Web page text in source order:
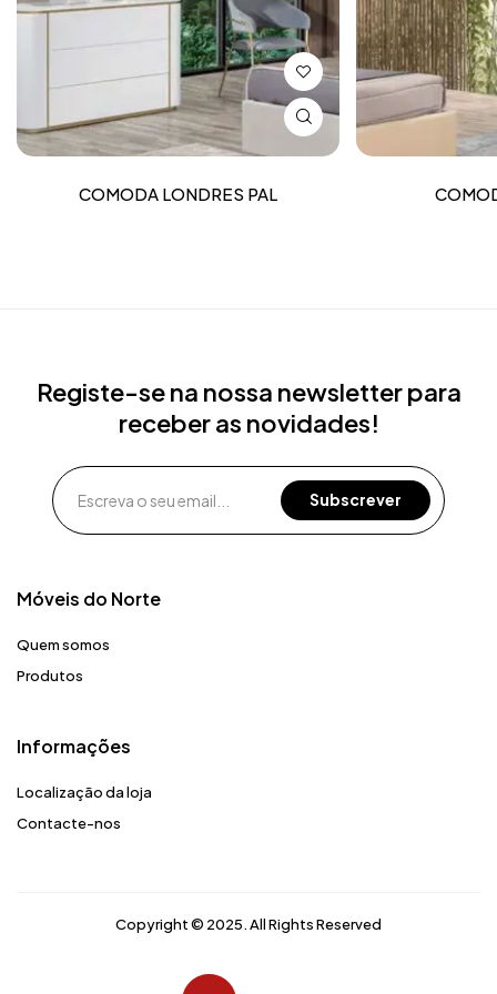
COMODA LONDRES PAL
Móveis do Norte​
Quem somos
Produtos
Registe-se na nossa newsletter para
receber as novidades!
Informações
Localização da loja
Contacte-nos
Copyright © 2025. All Rights Reserved